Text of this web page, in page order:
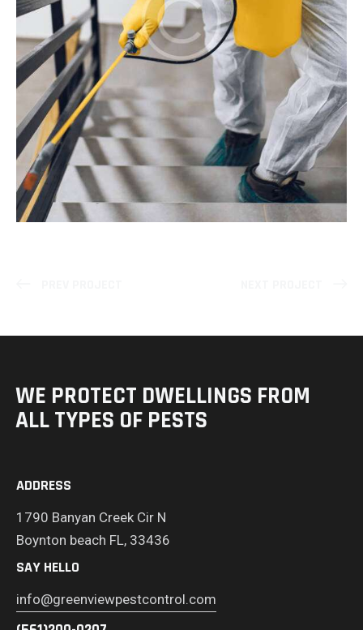
WE PROTECT DWELLINGS FROM
ALL TYPES OF PESTS
ADDRESS
1790 Banyan Creek Cir N
Boynton beach FL, 33436
SAY HELLO
info@greenviewpestcontrol.com